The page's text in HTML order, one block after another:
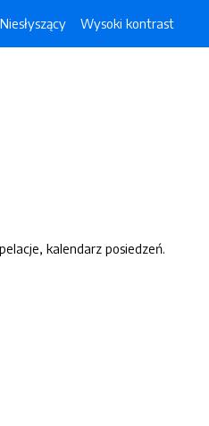
Niesłyszący Wysoki kontrast
kalendarz posiedzeń.